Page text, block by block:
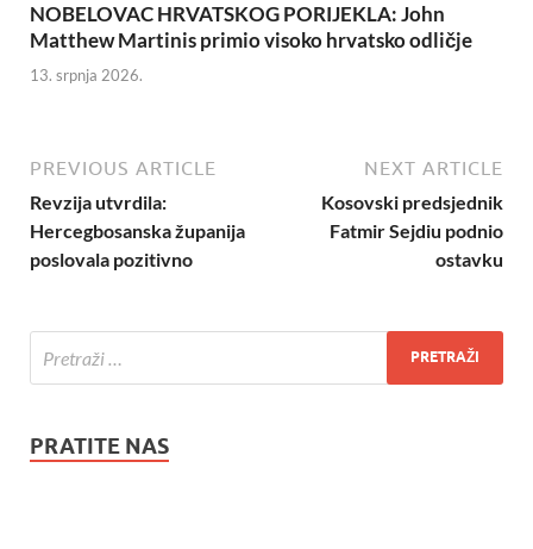
NOBELOVAC HRVATSKOG PORIJEKLA: John
Matthew Martinis primio visoko hrvatsko odličje
13. srpnja 2026.
PREVIOUS ARTICLE
Revzija utvrdila:
Hercegbosanska županija
poslovala pozitivno
NEXT ARTICLE
Kosovski predsjednik
Fatmir Sejdiu podnio
ostavku
PRATITE NAS